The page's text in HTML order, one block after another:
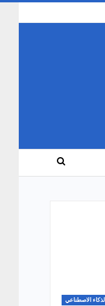
الذكاء الاصطناعي